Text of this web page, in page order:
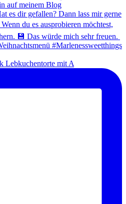
Lebkuchentorte mit A